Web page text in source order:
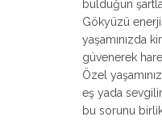
bulduğun
Gökyüzü
yaşamınızda
güvenerek
Özel
eş yada
bu sorunu